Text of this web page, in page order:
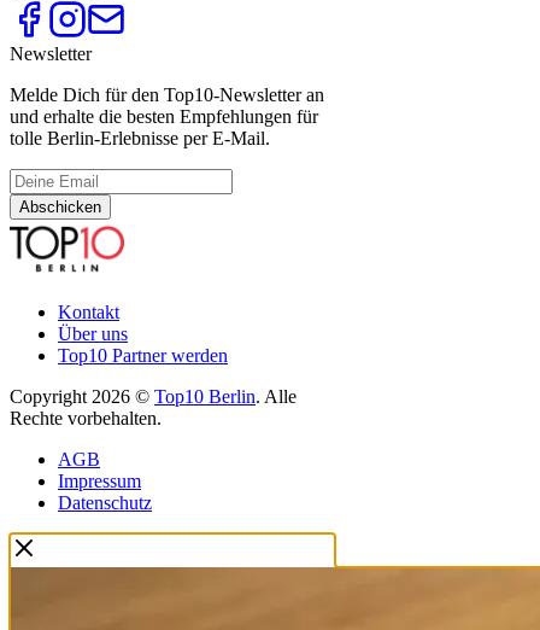
Newsletter
Melde Dich für den Top10-Newsletter an
und erhalte die besten Empfehlungen für
tolle Berlin-Erlebnisse per E-Mail.
Abschicken
Kontakt
Über uns
Top10 Partner werden
Copyright 2026 © Top10 Berlin. Alle
Rechte vorbehalten.
AGB
Impressum
Datenschutz